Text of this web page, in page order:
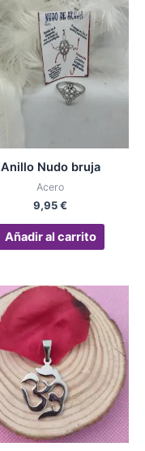
Anillo Nudo bruja
Acero
9,95€
Añadir al carrito